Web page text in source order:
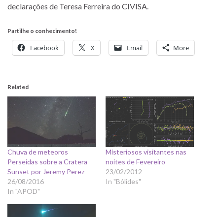
declarações de Teresa Ferreira do CIVISA.
Partilhe o conhecimento!
Facebook X Email More
Related
Chuva de meteoros
Perseidas sobre a Cratera
Sunset por Jeremy Perez
26/08/2016
In "APOD"
Misteriosos visitantes nas
noites de Fevereiro
23/02/2012
In "Bólides"